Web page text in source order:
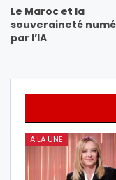
Le Maroc et la
souveraineté
par l’IA
A LA UNE